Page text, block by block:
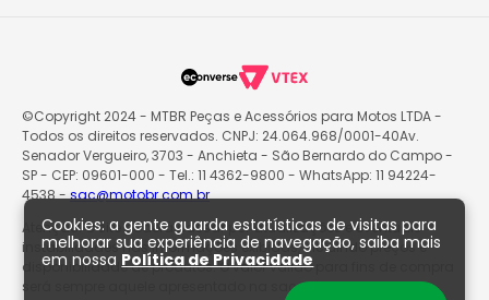
Cookies: a gente guarda estatísticas de visitas para
melhorar sua experiência de navegação, saiba mais
em nossa Política de Privacidade
©Copyright 2024 - MTBR Peças e Acessórios para Motos LTDA -
Todos os direitos reservados. CNPJ: 24.064.968/0001-40Av.
Senador Vergueiro, 3703 - Anchieta - São Bernardo do Campo -
SP - CEP: 09601-000 - Tel.: 11 4362-9800 - WhatsApp: 11 94224-
4538 -sac@motobr.com.br
Atenção: O site poderá passar por atualizações e eventuais
instabilidades nas informações exibidas, incluindo preços e
disponibilidade de produtos. O valor válido para fins de compra
será sempre aquele apresentado na sacola de produtos no